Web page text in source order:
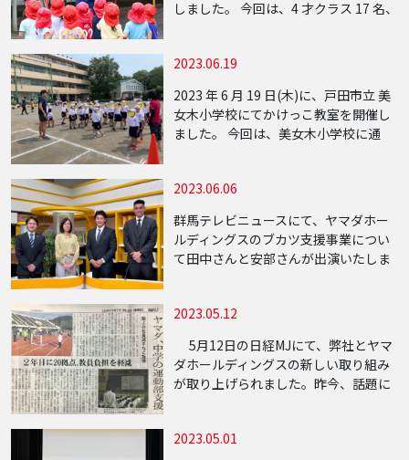
しました。 今回は、4 才クラス 17 名、
2023.06.19
2023 年 6 月 19 日(木)に、戸田市立 美
女木小学校にてかけっこ教室を開催し
ました。 今回は、美女木小学校に通
2023.06.06
群馬テレビニュースにて、ヤマダホー
ルディングスのブカツ支援事業につい
て田中さんと安部さんが出演いたしま
ている地域が多く課題も累積していま
2023.05.12
5月12日の日経MJにて、弊社とヤマ
ダホールディングスの新しい取り組み
が取り上げられました。昨今、話題に
是正を推進し、日本にスポーツライフ
2023.05.01